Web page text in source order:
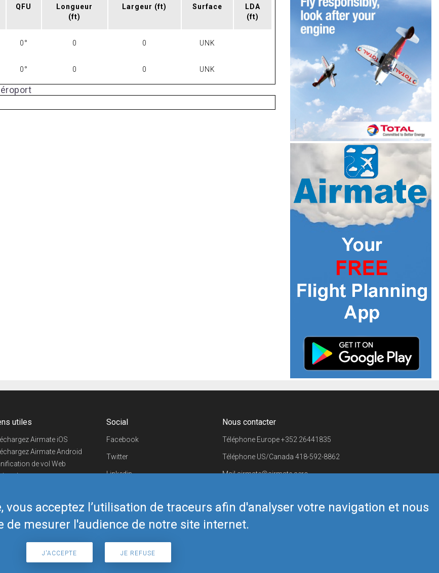
acceptez l’utilisation de traceurs afin d'analyser votre navigation et nous
de mesurer l'audience de notre site internet.
J'ACCEPTE JE REFUSE
QFU
Longueur
(ft)
Largeur (ft) Surface
LDA
(ft)
0° 0 0 UNK
0° 0 0 UNK
utiles
Airmate iOS
Airmate Android
de vol Web
Airmate
Social
Facebook
Twitter
Linkedin
Telegram
Nous contacter
Téléphone Europe+352 26441835
Téléphone US/Canada 418-592-8862
Mailairmate@airmate.aero